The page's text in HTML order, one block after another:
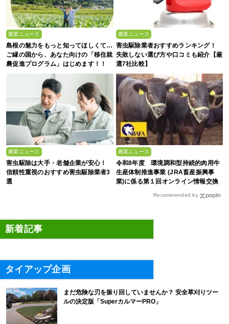
農業ニュース
島根の魅力をもっと知ってほしくて…
ご縁の国から、あなた向けの「移住就
農促進プログラム」はじめます！！
農業ニュース
害虫駆除業者おすすめランキング！
失敗しない選び方や口コミも紹介【厳
選7社比較】
農業ニュース
害虫駆除は大手・老舗企業が安心！
信頼性重視のおすすめ害虫駆除業者3
選
農業ニュース
令和8年度 環境調和型持続的肉用牛
生産体制推進事業 (JRA畜産振興事
業)に係る第１回オンライン情報交換
Recommended by
新着記事
タイアップ企画
まだ危険な刃を振り回していませんか？ 安全草刈りツー
ルの決定版「SuperカルマーPRO」